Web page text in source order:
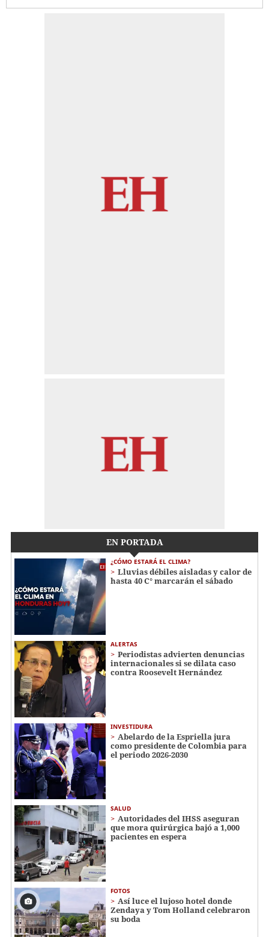
EN PORTADA
¿CÓMO ESTARÁ EL CLIMA?
Lluvias débiles aisladas y calor de
hasta 40 C° marcarán el sábado
ALERTAS
Periodistas advierten denuncias
internacionales si se dilata caso
contra Roosevelt Hernández
INVESTIDURA
Abelardo de la Espriella jura
como presidente de Colombia para
el periodo 2026-2030
SALUD
Autoridades del IHSS aseguran
que mora quirúrgica bajó a 1,000
pacientes en espera
FOTOS
Así luce el lujoso hotel donde
Zendaya y Tom Holland celebraron
su boda